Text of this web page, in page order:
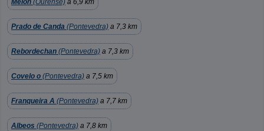
Melon (Ourense) a 6,9 km
Prado de Canda (Pontevedra) a 7,3 km
Rebordechan (Pontevedra) a 7,3 km
Covelo o (Pontevedra) a 7,5 km
Franqueira A (Pontevedra) a 7,7 km
Albeos (Pontevedra) a 7,8 km